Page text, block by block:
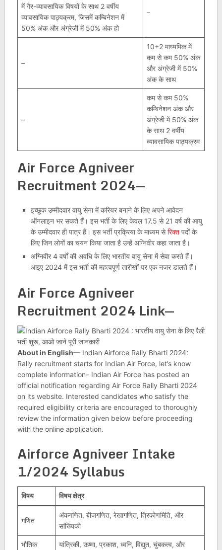
में गैर-व्यावसायिक विषयों के साथ 2 वर्षीय
व्यावसायिक पाठ्यक्रम, जिसमें कम्बिनेशन में
50% अंक और अंग्रेजी में 50% अंक हो
–
–
10+2 माध्यमिक में
कम से कम 50% अंक
और अंग्रेजी में 50%
अंक के साथ
–
कम से कम 50%
कम्बिनेशन अंक और
अंग्रेजी में 50% अंक
के साथ 2 वर्षीय
व्यावसायिक पाठ्यक्रम
Air Force Agniveer
Recruitment 2024—
इच्छुक उम्मीदवार वायु सेना में करियर बनाने के लिए अपने आवेदन
ऑनलाइन भर सकते हैं। इस भर्ती के लिए केवल 17.5 से 21 वर्ष की आयु
के उम्मीदवार ही पात्र हैं। इस भर्ती प्रक्रिया के माध्यम सेरिक्त पदों के
लिए जिन लोगों का चयन किया जाता है उन्हें अग्निवीर कहा जाता है।
अग्निवीर 4 वर्षों की अवधि के लिए भारतीय वायु सेना में सेवा करते हैं।
आइए 2024 में इस भर्ती की महत्वपूर्ण तारीखों पर एक नजर डालते हैं।
Air Force Agniveer
Recruitment 2024 Link—
About in English— Indian Airforce Rally Bharti 2024:
Rally recruitment starts for Indian Air Force, let’s know
complete information– Indian Air Force has posted an
official notification regarding Air Force Rally Bharti 2024
on its website. Interested candidates who satisfy the
required eligibility criteria are encouraged to thoroughly
review the information given below before proceeding
with the online application.
Airforce Agniveer Intake
1/2024 Syllabus
विषय विषय क्षेत्र
गणित
अंकगणित, बीजगणित, रेखागणित, त्रिकोणमिति, और
सांख्यिकी
भौतिक
यांत्रिकी, ऊष्मा, प्रकाश, ध्वनि, विद्युत, चुंबकत्व, और